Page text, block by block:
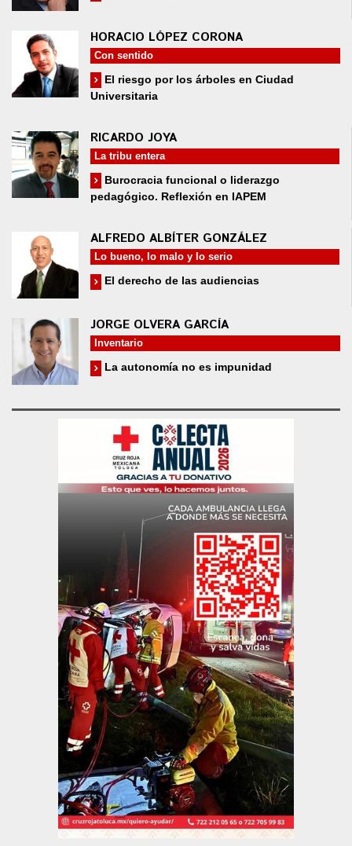
HORACIO LÓPEZ CORONA
Con sentido
El riesgo por los árboles en Ciudad
Universitaria
RICARDO JOYA
La tribu entera
Burocracia funcional o liderazgo
pedagógico. Reflexión en IAPEM
ALFREDO ALBÍTER GONZÁLEZ
Lo bueno, lo malo y lo serio
El derecho de las audiencias
JORGE OLVERA GARCÍA
Inventario
La autonomía no es impunidad